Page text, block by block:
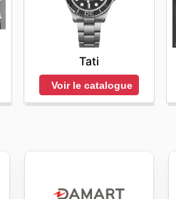
Tati
Voir le catalogue